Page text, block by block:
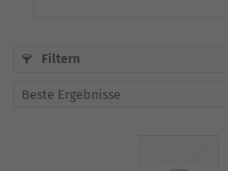
Filtern